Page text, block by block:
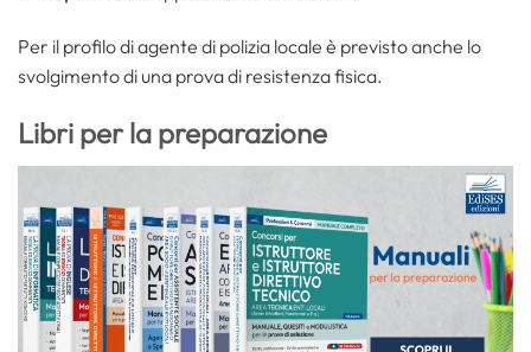
Per il profilo di agente di polizia locale è previsto anche lo
svolgimento di una prova di resistenza fisica.
Libri per la preparazione